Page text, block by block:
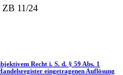
ZB 11/24
Recht i. S. d. § 59 Abs. 1
eingetragenen Auflösung